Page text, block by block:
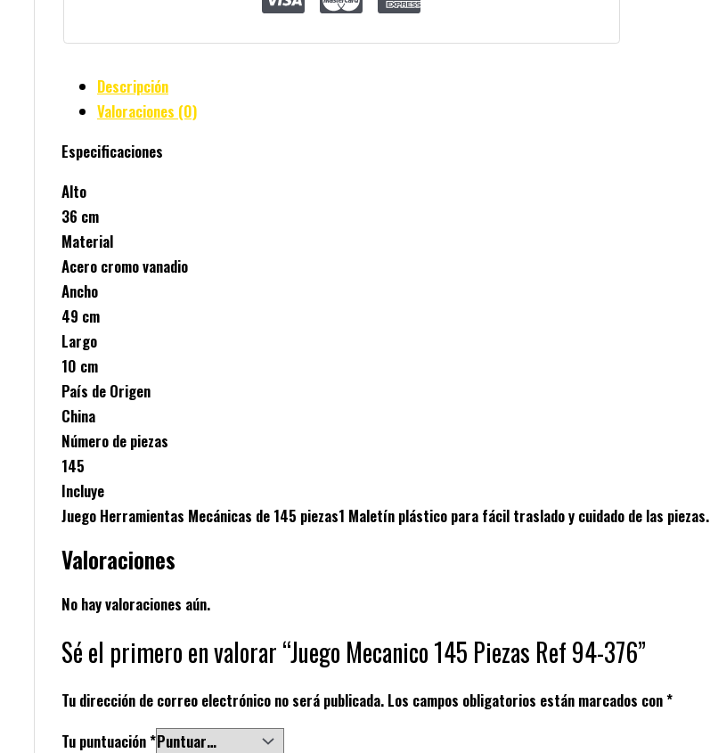
Descripción
Valoraciones (0)
Especificaciones
Alto
36 cm
Material
Acero cromo vanadio
Ancho
49 cm
Largo
10 cm
País de Origen
China
Número de piezas
145
Incluye
Juego Herramientas Mecánicas de 145 piezas1 Maletín plástico para fácil traslado y cuidado de las piezas.
Valoraciones
No hay valoraciones aún.
Sé el primero en valorar “Juego Mecanico 145 Piezas Ref 94-376”
Tu dirección de correo electrónico no será publicada. Los campos obligatorios están marcados con*
Tu puntuación*